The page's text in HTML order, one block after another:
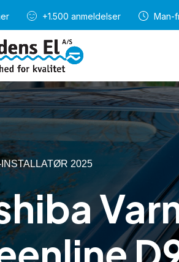
+1.500 anmeldelser Man-
2025